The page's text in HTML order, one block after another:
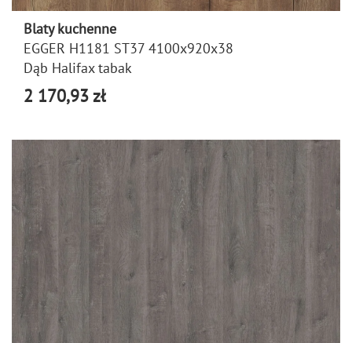
Blaty kuchenne
EGGER H1181 ST37 4100x920x38
Dąb Halifax tabak
2 170,93 zł